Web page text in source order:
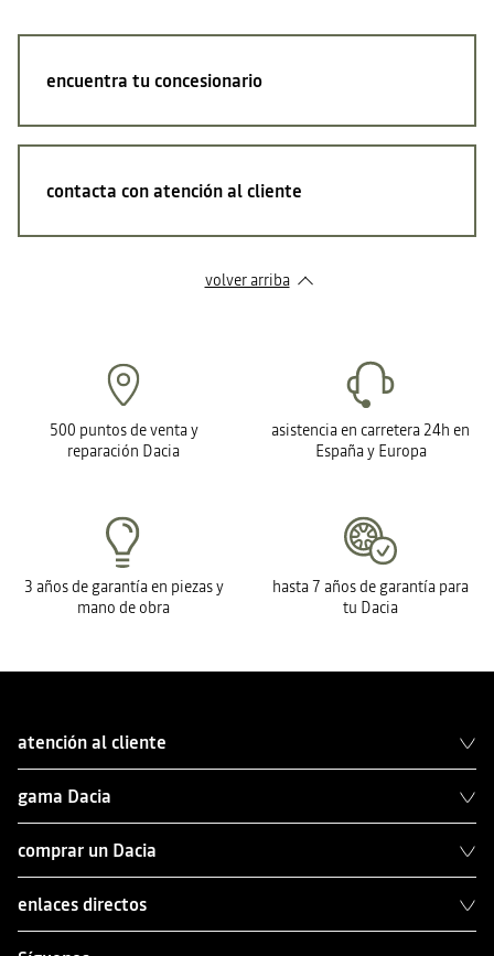
encuentra tu concesionario
contacta con atención al cliente
volver arriba
500 puntos de venta y
reparación Dacia
asistencia en carretera 24h en
España y Europa
3 años de garantía en piezas y
mano de obra
hasta 7 años de garantía para
tu Dacia
atención al cliente
gama Dacia
comprar un Dacia
enlaces directos